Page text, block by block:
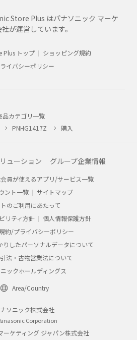
Store Plus はパナソニック マーケ
が運営しています。
Plus トップ
ショッピング規約
イバシーポリシー
品カテゴリ一覧
PNHG1417Z 購入
ューション グループ企業情報
員が使えるアプリ/サービス一覧
ント一覧
サイトマップ
のご利用にあたって
リティ方針
個人情報保護方針
約/プライバシーポリシー
りしたパーソナルデータについて
法・古物営業法について
ックホールディングス
Area/Country
ソニック株式会社
Corporation
ーケティング ジャパン株式会社